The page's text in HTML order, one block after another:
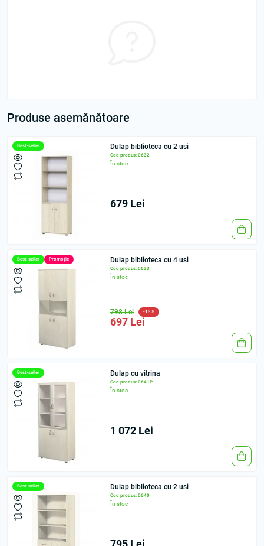
Produse asemănătoare
Best-seller Dulap biblioteca cu 2 usi
Cod produs: 0632
În stoc
679 Lei
Best-seller Promoție Dulap biblioteca cu 4 usi
Cod produs: 0633
În stoc
798 Lei -13%
697 Lei
Best-seller Dulap cu vitrina
Cod produs: 0641Р
În stoc
1 072 Lei
Best-seller Dulap biblioteca cu 2 usi
Cod produs: 0640
În stoc